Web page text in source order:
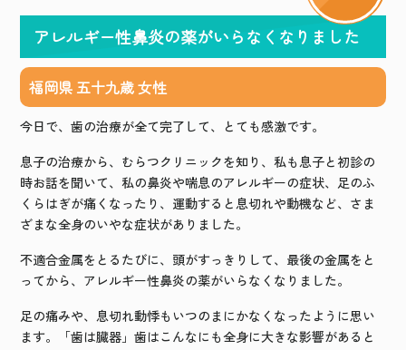
アレルギー性鼻炎の薬がいらなくなりました
福岡県 五十九歳 女性
今日で、歯の治療が全て完了して、とても感激です。
息子の治療から、むらつクリニックを知り、私も息子と初診の
時お話を聞いて、私の鼻炎や喘息のアレルギーの症状、足のふ
くらはぎが痛くなったり、運動すると息切れや動機など、さま
ざまな全身のいやな症状がありました。
不適合金属をとるたびに、頭がすっきりして、最後の金属をと
ってから、アレルギー性鼻炎の薬がいらなくなりました。
足の痛みや、息切れ動悸もいつのまにかなくなったように思い
ます。「歯は臓器」歯はこんなにも全身に大きな影響があると